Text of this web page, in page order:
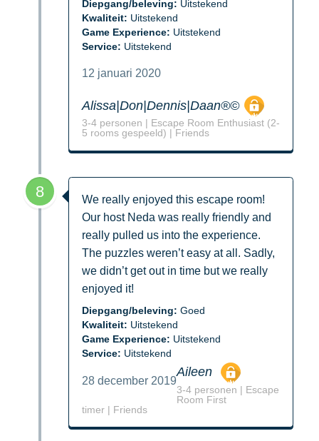
Diepgang/beleving: Uitstekend
Kwaliteit: Uitstekend
Game Experience: Uitstekend
Service: Uitstekend
12 januari 2020
Alissa|Don|Dennis|Daan®©
3-4 personen | Escape Room Enthusiast (2-
5 rooms gespeeld) | Friends
8
We really enjoyed this escape room!
Our host Neda was really friendly and
really pulled us into the experience.
The puzzles weren’t easy at all. Sadly,
we didn’t get out in time but we really
enjoyed it!
Diepgang/beleving: Goed
Kwaliteit: Uitstekend
Game Experience: Uitstekend
Service: Uitstekend
28 december 2019
Aileen
3-4 personen | Escape
Room First
timer | Friends